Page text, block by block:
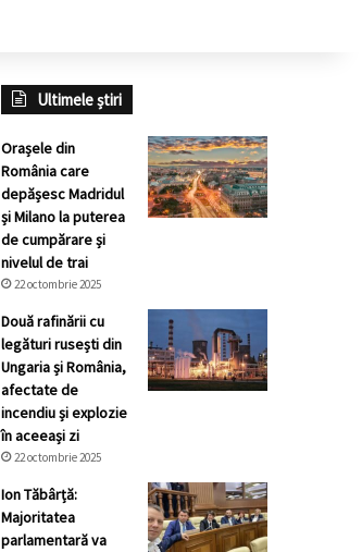
Ultimele știri
Orașele din
România care
depășesc Madridul
și Milano la puterea
de cumpărare și
nivelul de trai
22 octombrie 2025
Două rafinării cu
legături rusești din
Ungaria și România,
afectate de
incendiu și explozie
în aceeași zi
22 octombrie 2025
Ion Tăbârță:
Majoritatea
parlamentară va